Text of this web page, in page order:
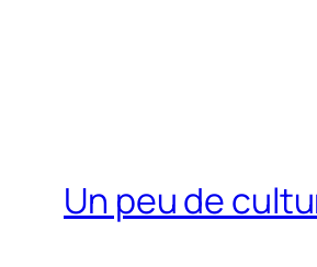
Un peu de